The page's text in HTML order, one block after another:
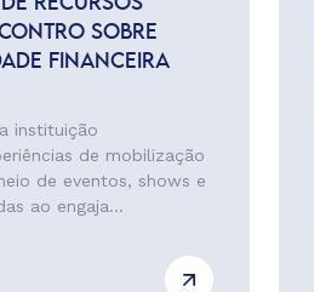
SOBRE
FINANCEIRA
instituição
de mobilização
de eventos, shows e
ao engaja...